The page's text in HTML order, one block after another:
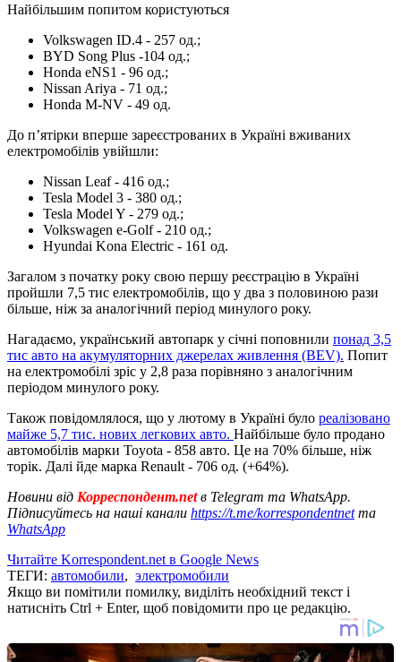
Найбільшим попитом користуються
Volkswagen ID.4 - 257 од.;
BYD Song Plus -104 од.;
Honda eNS1 - 96 од.;
Nissan Ariya - 71 од.;
Honda M-NV - 49 од.
До п’ятірки вперше зареєстрованих в Україні вживаних
електромобілів увійшли:
Nissan Leaf - 416 од.;
Tesla Model 3 - 380 од.;
Tesla Model Y - 279 од.;
Volkswagen e-Golf - 210 од.;
Hyundai Kona Electric - 161 од.
Загалом з початку року свою першу реєстрацію в Україні
пройшли 7,5 тис електромобілів, що у два з половиною рази
більше, ніж за аналогічний період минулого року.
Нагадаємо, український автопарк у січні поповнили понад 3,5
тис авто на акумуляторних джерелах живлення (BEV). Попит
на електромобілі зріс у 2,8 раза порівняно з аналогічним
періодом минулого року.
Також повідомлялося, що у лютому в Україні було реалізовано
майже 5,7 тис. нових легкових авто. Найбільше було продано
автомобілів марки Toyota - 858 авто. Це на 70% більше, ніж
торік. Далі йде марка Renault - 706 од. (+64%).
Новини від Корреспондент.netв Telegram та WhatsApp.
Підписуйтесь на наші канали https://t.me/korrespondentnetта
WhatsApp
Читайте Korrespondent.net в Google News
ТЕГИ: автомобили, электромобили
Якщо ви помітили помилку, виділіть необхідний текст і
натисніть Ctrl + Enter, щоб повідомити про це редакцію.